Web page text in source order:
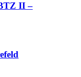
II –